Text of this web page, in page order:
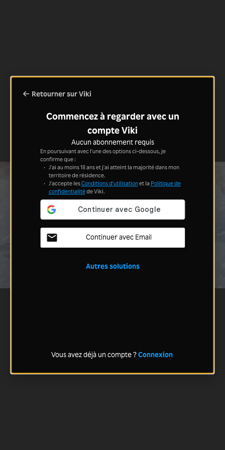
Retourner sur Viki
Commencez à regarder avec un
compte Viki
Aucun abonnement requis
En poursuivant avec l'une des options ci-dessous, je
confirme que :
J'ai au moins 18 ans et j'ai atteint la majorité dans mon
territoire de résidence.
J'accepte lesConditions d'utilisationet la Politique de
confidentialitéde Viki.
Continuer avec Email
Autres solutions
Vous avez déjà un compte ?Connexion